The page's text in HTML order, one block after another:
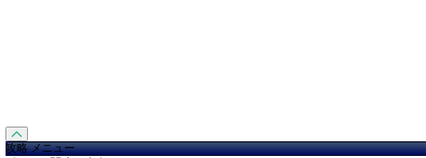
攻略 メニュー